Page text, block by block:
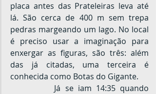
placa antes das Prateleiras leva até
lá. São cerca de 400 m sem trepa
pedras margeando um lago. No local
é preciso usar a imaginação para
enxergar as figuras, são três: além
das já citadas, uma terceira é
conhecida como Botas do Gigante.